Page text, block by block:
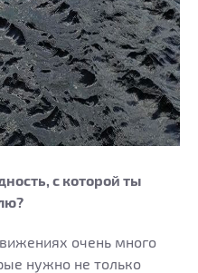
с которой ты
очень много
нужно не только